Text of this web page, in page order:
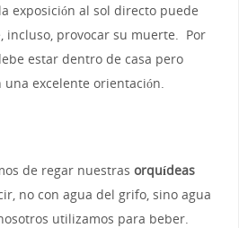
exposición al sol directo puede
incluso, provocar su muerte. Por
estar dentro de casa pero
excelente orientación.
de regar nuestras orquídeas
no con agua del grifo, sino agua
utilizamos para beber.